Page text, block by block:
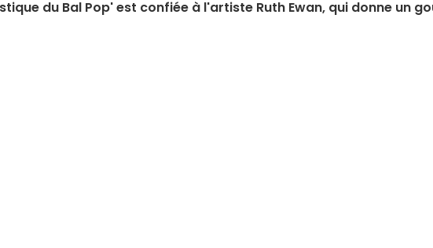
du Bal Pop' est confiée à l'artiste Ruth Ewan, qui donne un